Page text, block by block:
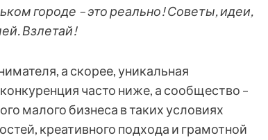
городе – это реально! Советы, идеи,
Взлетай!
а скорее, уникальная
часто ниже, а сообщество –
малого бизнеса в таких условиях
креативного подхода и грамотной